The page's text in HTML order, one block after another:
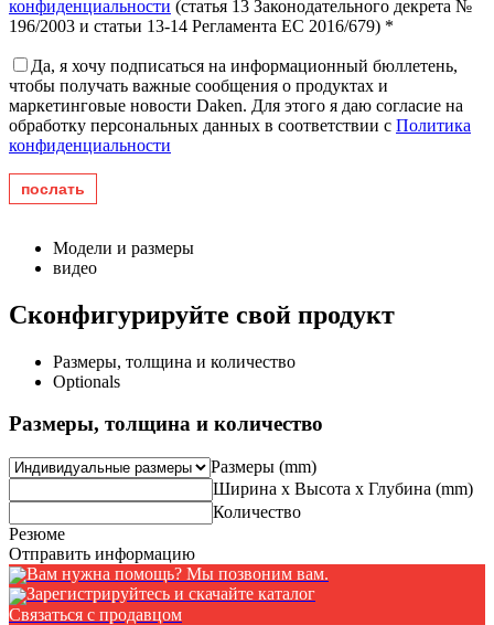
конфиденциальности (статья 13 Законодательного декрета №
196/2003 и статьи 13-14 Регламента ЕС 2016/679) *
Да, я хочу подписаться на информационный бюллетень,
чтобы получать важные сообщения о продуктах и ​​
маркетинговые новости Daken. Для этого я даю согласие на
обработку персональных данных в соответствии с Политика
конфиденциальности
Модели и размеры
видео
Сконфигурируйте свой продукт
Размеры, толщина и количество
Optionals
Размеры, толщина и количество
Размеры (mm)
Ширина x Высота x Глубина (mm)
Количество
Резюме
Отправить информацию
Вам нужна помощь? Мы позвоним вам.
Зарегистрируйтесь и скачайте каталог
Связаться с продавцом